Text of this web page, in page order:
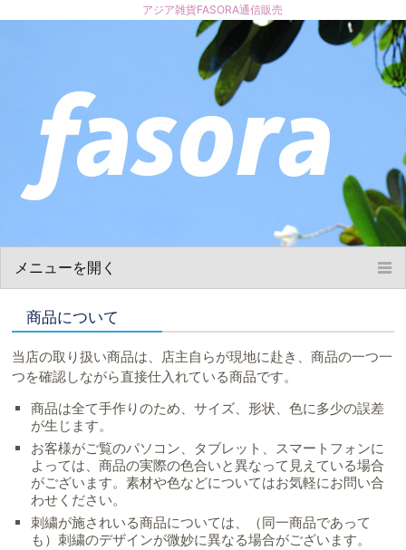
アジア雑貨FASORA通信販売
メニューを開く
お買い物について
ショップ概要
お問い合わせ
商品について
当店の取り扱い商品は、店主自らが現地に赴き、商品の一つ一
つを確認しながら直接仕入れている商品です。
商品は全て手作りのため、サイズ、形状、色に多少の誤差
が生じます。
お客様がご覧のパソコン、タブレット、スマートフォンに
よっては、商品の実際の色合いと異なって見えている場合
がございます。素材や色などについてはお気軽にお問い合
わせください。
刺繍が施されいる商品については、（同一商品であって
も）刺繍のデザインが微妙に異なる場合がございます。